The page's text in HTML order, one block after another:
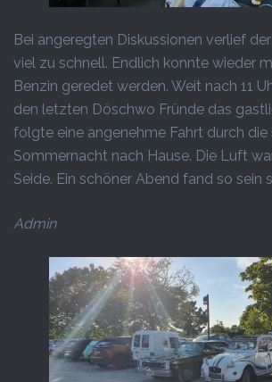
Bei angeregten Diskussionen verlief
viel zu schnell. Endlich konnte wieder
Benzin geredet werden. Weit nach 11
den letzten Döschwo Fründe das
folgte eine angenehme Fahrt durch die
Sommernacht nach Hause. Die Luft
Seide. Ein schöner Abend fand so sein
Admin